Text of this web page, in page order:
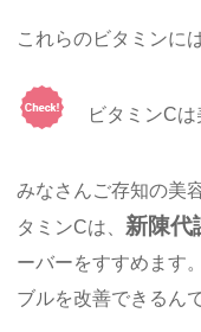
これらのビタミンに
ビタミンC
みなさんご存知の美
タミンCは、 新陳代
ーバーをすすめます
ブルを改善できるん